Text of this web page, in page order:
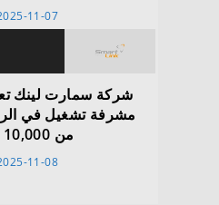
11-07
شركة سمارت لينك
مشرفة تشغيل في
من 10,000 ريال
11-08